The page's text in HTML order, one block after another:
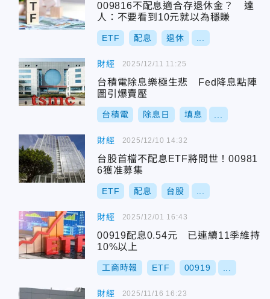
009816不配息適合存退休金？ 達
人：不要看到10元就以為穩賺
ETF 配息 退休
財經
台積電除息樂極生悲 Fed降息點陣
圖引爆賣壓
台積電 除息日 填息
2025/12/11 11:25
財經
台股首檔不配息ETF將問世！00981
6獲准募集
ETF 配息 台股
2025/12/10 14:32
財經
00919配息0.54元 已連續11季維持
10%以上
工商時報 ETF 00919
2025/12/01 16:43
財經 2025/11/16 16:23